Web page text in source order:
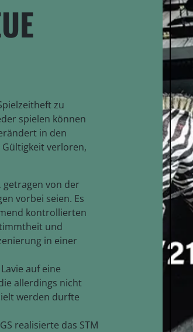
zu
spielen können
in den
verloren,
getragen von der
vorbei seien. Es
kontrollierten
und
in einer
auf eine
allerdings nicht
werden durfte
realisierte das STM